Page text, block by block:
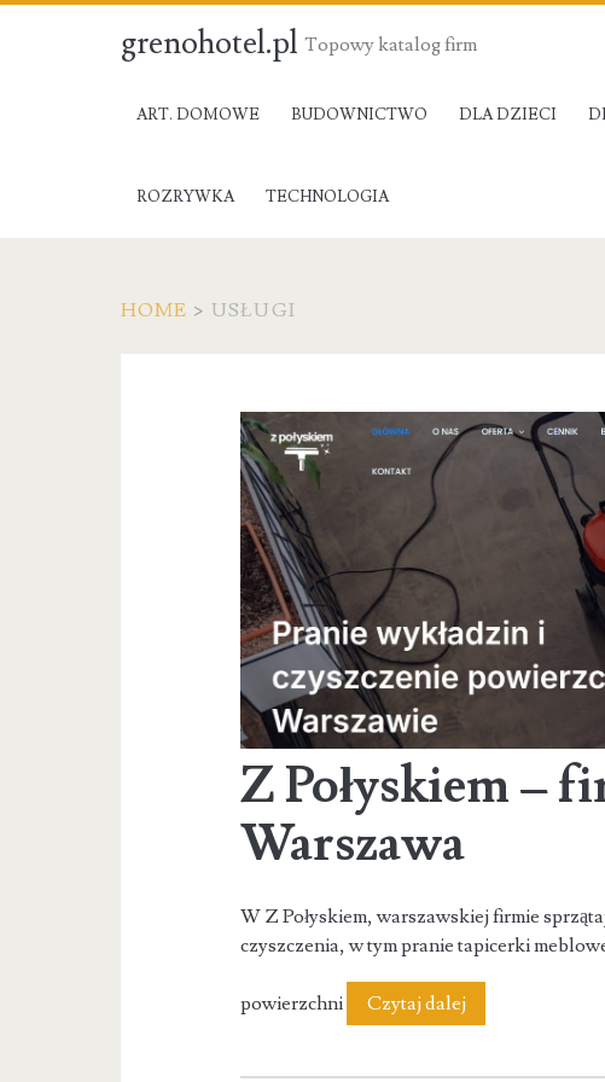
grenohotel.pl Topowy katalog firm
ART. DOMOWE BUDOWNICTWO DLA DZIECI
ROZRYWKA TECHNOLOGIA
HOME > USŁUGI
Usługi
Z Połyskiem –
Warszawa
W Z Połyskiem, warszawskiej firmie
czyszczenia, w tym pranie tapicerki
powierzchni Czytaj dalejZ